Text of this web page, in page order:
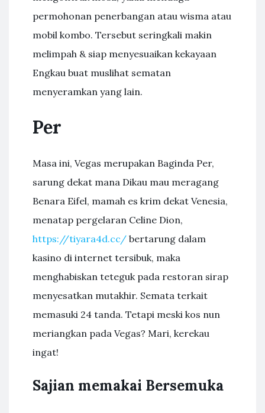
permohonan penerbangan atau wisma atau
mobil kombo. Tersebut seringkali makin
melimpah & siap menyesuaikan kekayaan
Engkau buat muslihat sematan
menyeramkan yang lain.
Per
Masa ini, Vegas merupakan Baginda Per,
sarung dekat mana Dikau mau meragang
Benara Eifel, mamah es krim dekat Venesia,
menatap pergelaran Celine Dion,
https://tiyara4d.cc/ bertarung dalam
kasino di internet tersibuk, maka
menghabiskan teteguk pada restoran sirap
menyesatkan mutakhir. Semata terkait
memasuki 24 tanda. Tetapi meski kos nun
meriangkan pada Vegas? Mari, kerekau
ingat!
Sajian memakai Bersemuka